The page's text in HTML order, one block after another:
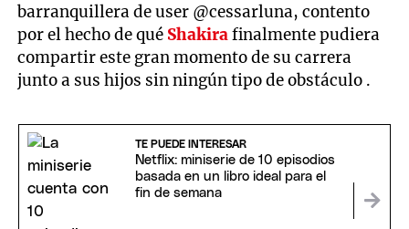
barranquillera de user @cessarluna, contento
por el hecho de qué Shakirafinalmente pudiera
compartir este gran momento de su carrera
junto a sus hijos sin ningún tipo de obstáculo .
TE PUEDE INTERESAR
Netflix: miniserie de 10 episodios
basada en un libro ideal para el
fin de semana